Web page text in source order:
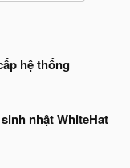
hệ thống
nhật WhiteHat